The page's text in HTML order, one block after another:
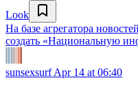
Look
На базе агрегатора
создать «Национальную
sunsexsurfApr 14 at 06:40